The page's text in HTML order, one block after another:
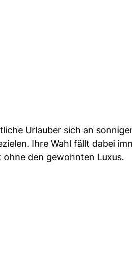
Urlauber sich an
Ihre Wahl fällt dabei
den gewohnten Luxus.